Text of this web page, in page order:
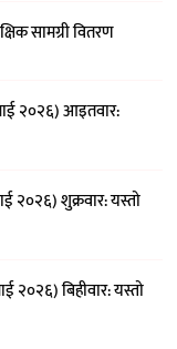
सामग्री वितरण
२०२६) आइतवार:
शुक्रवार: यस्तो
बिहीवार: यस्तो